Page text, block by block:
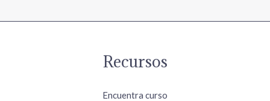
Recursos
Encuentra curso